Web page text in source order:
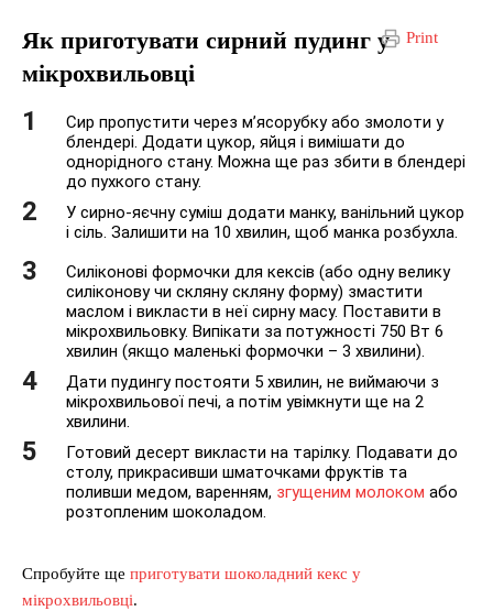
Print
Як приготувати сирний пудинг у
мікрохвильовці
Сир пропустити через м’ясорубку або змолоти у
блендері. Додати цукор, яйця і вимішати до
однорідного стану. Можна ще раз збити в блендері
до пухкого стану.
У сирно-яєчну суміш додати манку, ванільний цукор
і сіль. Залишити на 10 хвилин, щоб манка розбухла.
Силіконові формочки для кексів (або одну велику
силіконову чи скляну скляну форму) змастити
маслом і викласти в неї сирну масу. Поставити в
мікрохвильовку. Випікати за потужності 750 Вт 6
хвилин (якщо маленькі формочки – 3 хвилини).
Дати пудингу постояти 5 хвилин, не виймаючи з
мікрохвильової печі, а потім увімкнути ще на 2
хвилини.
Готовий десерт викласти на тарілку. Подавати до
столу, прикрасивши шматочками фруктів та
поливши медом, варенням, згущеним молоком або
розтопленим шоколадом.
Спробуйте ще приготувати шоколадний кекс у
мікрохвильовці.